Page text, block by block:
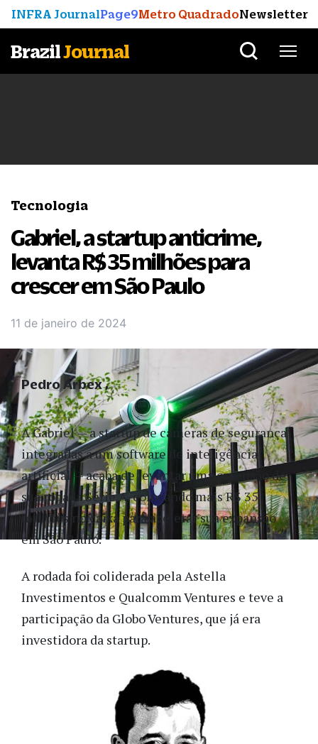
INFRA JournalPage9Metro QuadradoNewsletter
BrazilJournal
Tecnologia
Gabriel, a startup anticrime,
levanta R$ 35 milhões para
crescer em São Paulo
11 de janeiro de 2024
A Gabriel — a startup de câmeras de segurança
integradas a um software de inteligência
artificial — acaba de levantar uma extensão de
sua rodada Série A, colocando mais R$ 35
milhões no caixa para acelerar sua expansão
em São Paulo.
A rodada foi coliderada pela Astella
Investimentos e Qualcomm Ventures e teve a
participação da Globo Ventures, que já era
investidora da startup.
Pedro Arbex